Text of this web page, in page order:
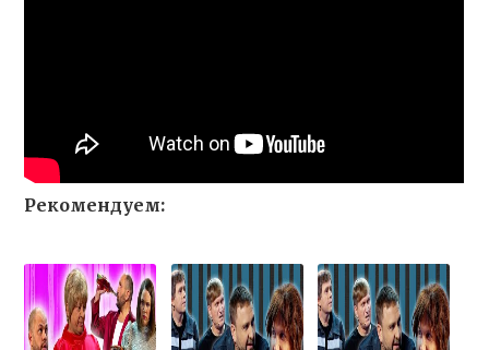
Рекомендуем: